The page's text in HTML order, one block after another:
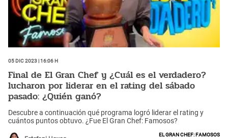
05 Dic 2023 | 16:06 h
Final de El Gran Chef y ¿Cuál es el verdadero?
lucharon por liderar en el rating del sábado
pasado: ¿Quién ganó?
Descubre a continuación qué programa logró liderar el rating y
cuántos puntos obtuvo. ¿Fue El Gran Chef: Famosos?
El Gran Chef: Famosos